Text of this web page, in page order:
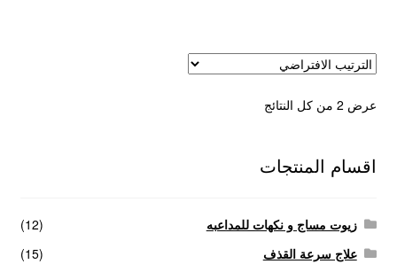
عرض ⁦2⁩ من كل النتائج
اقسام المنتجات
زيوت مساج و نكهات للمداعبه
(12)
علاج سرعة القذف
(15)